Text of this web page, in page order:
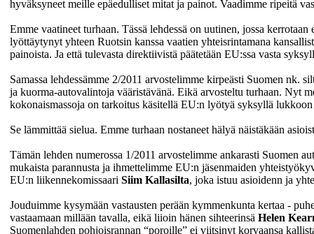
hyväksyneet meille epäedulliset mitat ja painot. Vaadimme ripeitä
Emme vaatineet turhaan. Tässä lehdessä on uutinen, jossa
lyöttäytynyt yhteen Ruotsin kanssa vaatien yhteisrintamana
painoista. Ja että tulevasta direktiivistä päätetään EU:ssa vasta
Samassa lehdessämme 2/2011 arvostelimme kirpeästi Suomen nk.
ja kuorma-autovalintoja vääristävänä. Eikä arvosteltu turhaan. Nyt
kokonaismassoja on tarkoitus käsitellä EU:n lyötyä syksyllä
Se lämmittää sielua. Emme turhaan nostaneet hälyä näistäkään
Tämän lehden numerossa 1/2011 arvostelimme ankarasti Suomen
mukaista parannusta ja ihmettelimme EU:n jäsenmaiden
EU:n liikennekomissaari Siim Kallasilta, joka istuu asioidenn ja
Jouduimme kysymään vastausten perään kymmenkunta kertaa -
vastaamaan millään tavalla, eikä liioin hänen sihteerinsä Helen
Suomenlahden pohjoisrannan “poroille” ei viitsinyt korvaansa